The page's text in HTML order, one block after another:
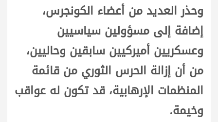
وحذر العديد من أعضاء الكونجرس،
إضافة إلى مسؤولين سياسيين
وعسكريين أميركيين سابقين وحاليين،
من أن إزالة الحرس الثوري من قائمة
المنظمات الإرهابية، قد تكون له عواقب
وخيمة.